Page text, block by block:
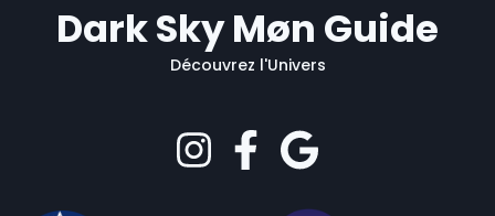
Dark Sky Møn Guide
Découvrez l'Univers